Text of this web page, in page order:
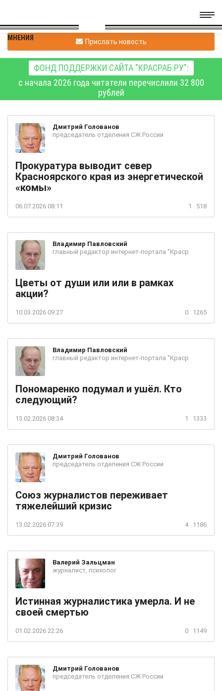
МНЕНИЯ Прислать новость
ФОНД ПОДДЕРЖКИ САЙТА "КРАСРАБ.РУ":
с начала 2026 года читатели перечислили 32 800
рублей
Дмитрий Голованов
председатель отделения СЖ России
Прокуратура выводит север
Красноярского края из энергетической
«комы»
06.07.2026 08:11 1 518
Владимир Павловский
главный редактор интернет-портала "Краср
Цветы от души или или в рамках
акции?
10.03.2026 09:27 0 1265
Владимир Павловский
главный редактор интернет-портала "Краср
Пономаренко подумал и ушёл. Кто
следующий?
13.02.2026 08:34 1 1333
Дмитрий Голованов
председатель отделения СЖ России
Союз журналистов переживает
тяжелейший кризис
13.02.2026 07:39 4 1186
Валерий Зальцман
журналист, психолог
Истинная журналистика умерла. И не
своей смертью
01.02.2026 22:26 0 1149
Дмитрий Голованов
председатель отделения СЖ России